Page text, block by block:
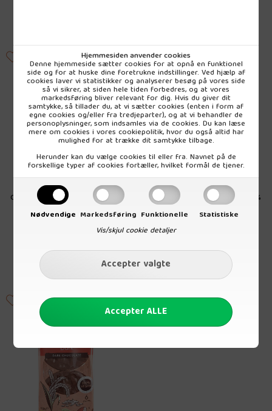
Hjemmesiden anvender cookies
Denne hjemmeside sætter cookies for at opnå en funktionel
side og for at huske dine foretrukne indstillinger. Ved hjælp af
cookies laver vi statistikker og analyserer besøg på vores side
så vi sikrer, at siden hele tiden forbedres, og at vores
markedsføring bliver relevant for dig. Hvis du giver dit
samtykke, så tillader du, at vi sætter cookies (enten i form af
egne cookies og/eller fra tredjeparter), og at vi behandler de
personoplysninger, som indsamles via de cookies. Du kan læse
mere om cookies i vores cookiepolitik, hvor du også altid har
mulighed for at trække dit samtykke tilbage.
Herunder kan du vælge cookies til eller fra. Navnet på de
forskellige typer af cookies fortæller, hvilket formål de tjener.
Nødvendige Markedsføring Funktionelle
Statistiske
Vis/skjul cookie detaljer
Chokolade Mørk 72 % Kakao, 100
g. Økologisk
64,50 DKK
pr. stk (inkl. moms)
Chokolade Mørk, Hasselnød 72%
kakao, 100 g. Økologisk
64,50 DKK
pr. stk (inkl. moms)